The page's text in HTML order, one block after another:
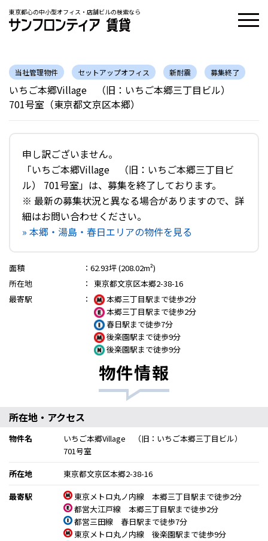
東京都心の中小型オフィス・店舗ビルの検索なら
当社管理物件 セットアップオフィス 新耐震 募集終了
いちご本郷Village （旧：いちご本郷三丁目ビル）
701号室（東京都文京区本郷）
申し訳ございません。
「いちご本郷Village （旧：いちご本郷三丁目ビ
ル） 701号室」は、募集を終了しております。
※ 最新の募集状況と異なる場合がありますので、詳
細はお問い合わせください。
» 本郷・湯島・春日エリアの物件を見る
面積 ： 62.93坪 (208.02m²)
所在地
：
東京都文京区本郷2-38-16
最寄駅
：
本郷三丁目駅まで徒歩2分
本郷三丁目駅まで徒歩2分
春日駅まで徒歩7分
後楽園駅まで徒歩9分
後楽園駅まで徒歩9分
物件情報
所在地・アクセス
物件名
いちご本郷Village （旧：いちご本郷三丁目ビル）
701号室
所在地
東京都文京区本郷2-38-16
最寄駅
東京メトロ丸ノ内線 本郷三丁目駅まで徒歩2分
都営大江戸線 本郷三丁目駅まで徒歩2分
都営三田線 春日駅まで徒歩7分
東京メトロ丸ノ内線 後楽園駅まで徒歩9分